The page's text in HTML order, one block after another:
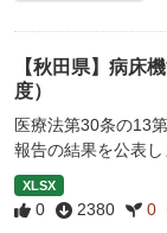
【秋田県】病床
度）
医療法第30条の13
報告の結果を公表し
XLSX
0 2380 0